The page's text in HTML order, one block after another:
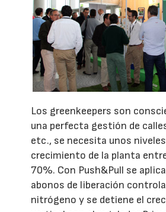
Los greenkeepers son
una perfecta gestión de
etc., se necesita unos
crecimiento de la planta
70%. Con Push&Pull se
abonos de liberación
nitrógeno y se detiene el